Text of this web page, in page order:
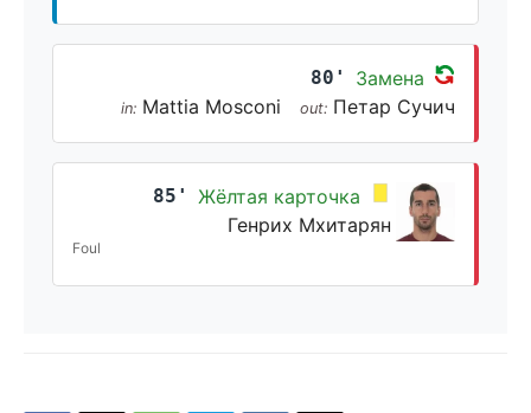
80' Замена
in: Mattia Mosconi out: Петар Сучич
85'
Жёлтая карточка
Генрих Мхитарян
Foul